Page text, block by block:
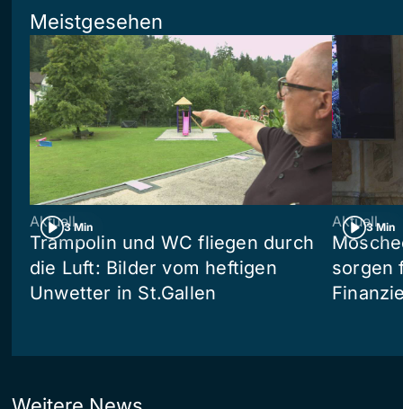
Meistgesehen
3 Min
Aktuell
Trampolin und WC fliegen durch
die Luft: Bilder vom heftigen
Unwetter in St.Gallen
3 Min
Aktuell
sorgen